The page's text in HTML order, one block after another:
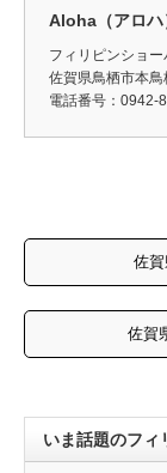
Aloha（アロハ
フィリピンショー
佐賀県鳥栖市本
電話番号：0942-
佐
佐賀
いま話題のフィ